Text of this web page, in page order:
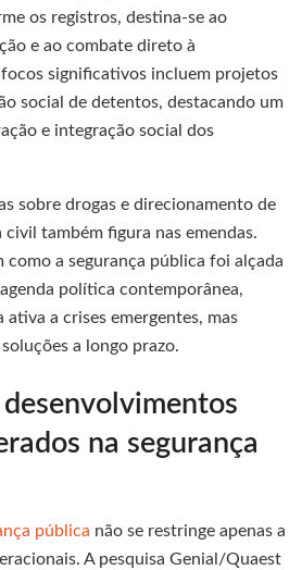
os registros, destina-se ao
e ao combate direto à
significativos incluem projetos
social de detentos, destacando um
e integração social dos
sobre drogas e direcionamento de
civil também figura nas emendas.
como a segurança pública foi alçada
política contemporânea,
a crises emergentes, mas
a longo prazo.
na segurança
pública não se restringe apenas a
A pesquisa Genial/Quaest